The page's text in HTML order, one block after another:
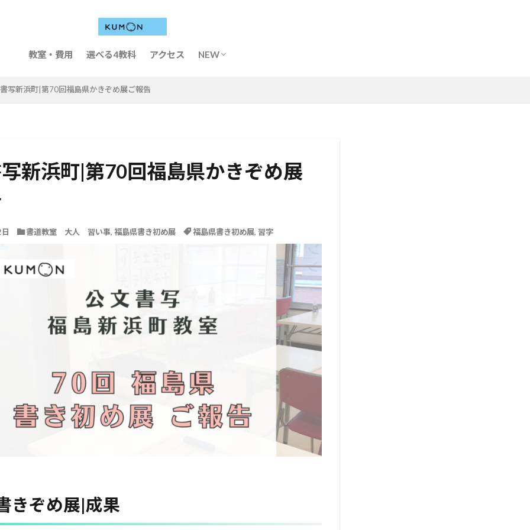
教室・費用 選べる4教科 アクセス NEW
写新浜町|第70回福島県かきぞめ展ご報告
新浜町|第70回福島県かきぞめ展
書道教室 大人 習い事, 福島県書き初め展 福島県書き初め展, 習字
きぞめ展|成果